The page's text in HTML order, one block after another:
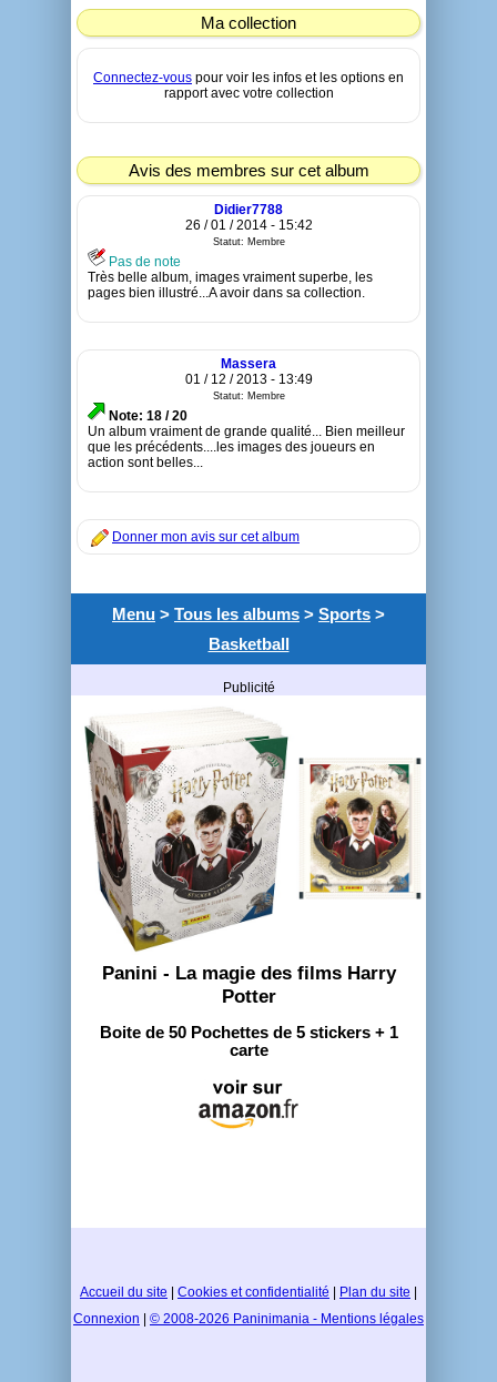
Ma collection
Connectez-vous pour voir les infos et les options en
rapport avec votre collection
Avis des membres sur cet album
Didier7788
26 / 01 / 2014 - 15:42
Statut: Membre
Pas de note
Très belle album, images vraiment superbe, les
pages bien illustré...A avoir dans sa collection.
Massera
01 / 12 / 2013 - 13:49
Statut: Membre
Note: 18 / 20
Un album vraiment de grande qualité... Bien meilleur
que les précédents....les images des joueurs en
action sont belles...
Donner mon avis sur cet album
Menu > Tous les albums > Sports >
Basketball
Publicité
Panini - La magie des films Harry
Potter
Boite de 50 Pochettes de 5 stickers + 1
carte
Accueil du site Cookies et confidentialité Plan du site
Connexion
© 2008-2026 Paninimania - Mentions légales